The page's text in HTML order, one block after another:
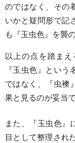
のではなく、その
いかと疑問形で記
も『玉虫色』を襲
以上の点を踏まえ
『玉虫色』とい
ではなく、『虫襖
果と見るのが妥当で
また、『玉虫色』
目として整理され